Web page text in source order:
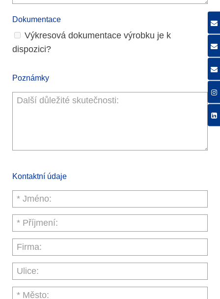
Dokumentace
Výkresová dokumentace výrobku je k
dispozici?
Poznámky
Kontaktní údaje